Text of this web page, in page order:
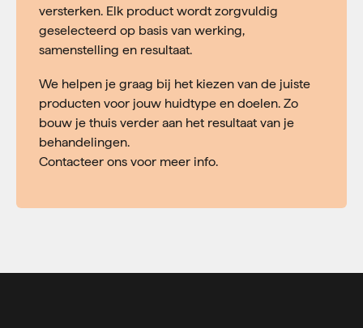
versterken. Elk product wordt zorgvuldig
geselecteerd op basis van werking,
samenstelling en resultaat.
We helpen je graag bij het kiezen van de juiste
producten voor jouw huidtype en doelen. Zo
bouw je thuis verder aan het resultaat van je
behandelingen.
Contacteer ons voor meer info.